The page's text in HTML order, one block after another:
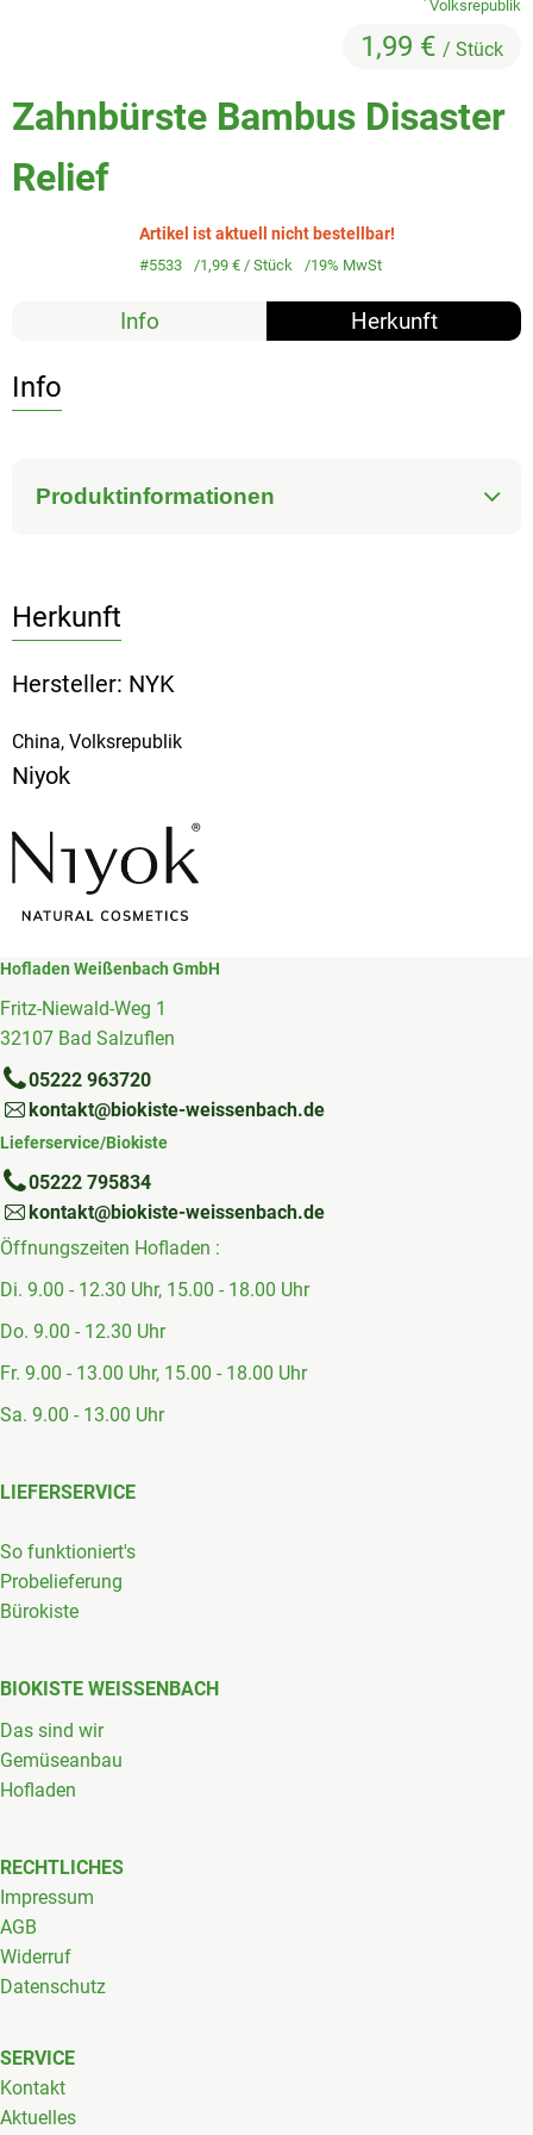
Trockensortiment
Getränke
Großgebinde
Über uns
Zahnbürste Bambus Disaster
Relief
1,99 € / Stück
, Herkunft:
Volksrepublik
Artikel ist aktuell nicht bestellbar!
#5533 1,99 € / Stück 19% MwSt
Info Herkunft
Info
Produktinformationen
Herkunft
Hersteller: NYK
China, Volksrepublik
Niyok
Hofladen Weißenbach GmbH
Fritz-Niewald-Weg 1
32107 Bad Salzuflen
05222 963720
kontakt@biokiste-weissenbach.de
Lieferservice/Biokiste
05222 795834
kontakt@biokiste-weissenbach.de
Öffnungszeiten Hofladen :
Di. 9.00 - 12.30 Uhr, 15.00 - 18.00 Uhr
Do. 9.00 - 12.30 Uhr
Fr. 9.00 - 13.00 Uhr, 15.00 - 18.00 Uhr
Sa. 9.00 - 13.00 Uhr
LIEFERSERVICE
So funktioniert's
Probelieferung
Bürokiste
BIOKISTE WEISSENBACH
Das sind wir
Gemüseanbau
Hofladen
RECHTLICHES
Impressum
AGB
Widerruf
Datenschutz
SERVICE
Kontakt
Aktuelles